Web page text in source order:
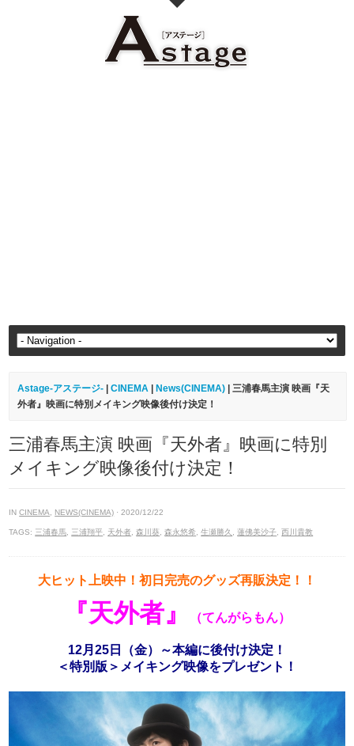
Astage-アステージ- |CINEMA News(CINEMA) | 三浦春馬主演 映画『天
外者』映画に特別メイキング映像後付け決定！
三浦春馬主演 映画『天外者』映画に特別
メイキング映像後付け決定！
INCINEMA NEWS(CINEMA) · 2020/12/22
TAGS: 三浦春馬 三浦翔平 天外者 ,森川葵 ,森永悠希 ,生瀬勝久 ,蓮佛美沙子 ,西川貴教
大ヒット上映中！初日完売のグッズ再販決定！！
『天外者』 （てんがらもん）
12月25日（金）～本編に後付け決定！
＜特別版＞メイキング映像をプレゼント！